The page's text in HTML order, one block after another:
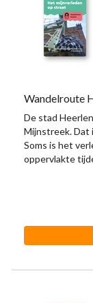
Wandelroute
De stad
Mijnstreek. Dat
Soms is het
oppervlakte